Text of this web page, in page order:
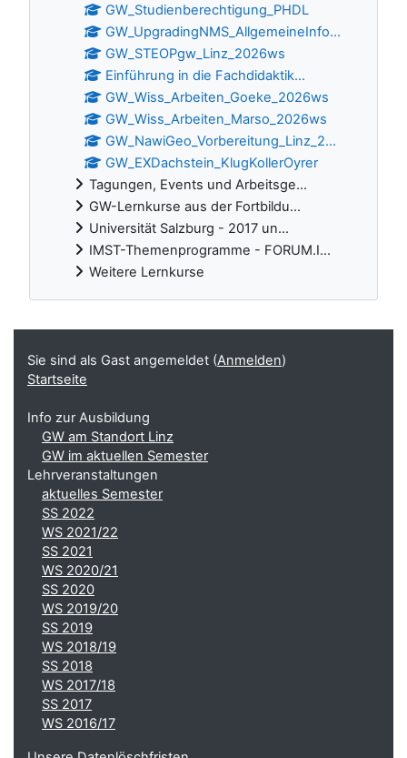
GW_Studienberechtigung_PHDL
GW_UpgradingNMS_AllgemeineInfo...
GW_STEOPgw_Linz_2026ws
Einführung in die Fachdidaktik...
GW_Wiss_Arbeiten_Goeke_2026ws
GW_Wiss_Arbeiten_Marso_2026ws
GW_NawiGeo_Vorbereitung_Linz_2...
GW_EXDachstein_KlugKollerOyrer
Tagungen, Events und Arbeitsge...
GW-Lernkurse aus der Fortbildu...
Universität Salzburg - 2017 un...
IMST-Themenprogramme - FORUM.I...
Weitere Lernkurse
Ergänzungsblöcke
Sie sind als Gast angemeldet (Anmelden)
Startseite
Info zur Ausbildung
GW am Standort Linz
GW im aktuellen Semester
Lehrveranstaltungen
aktuelles Semester
SS 2022
WS 2021/22
SS 2021
WS 2020/21
SS 2020
WS 2019/20
SS 2019
WS 2018/19
SS 2018
WS 2017/18
SS 2017
WS 2016/17